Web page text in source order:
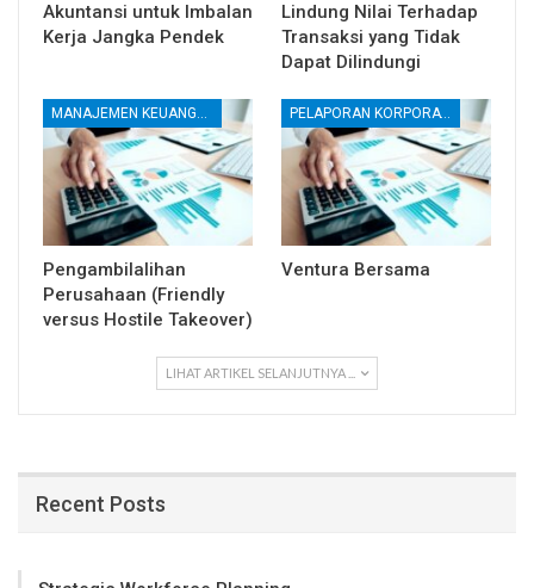
Akuntansi untuk Imbalan
Kerja Jangka Pendek
Lindung Nilai Terhadap
Transaksi yang Tidak
Dapat Dilindungi
MANAJEMEN KEUANGAN
Pengambilalihan
Perusahaan (Friendly
versus Hostile Takeover)
PELAPORAN KORPORATE
Ventura Bersama
LIHAT ARTIKEL SELANJUTNYA ...
Recent Posts